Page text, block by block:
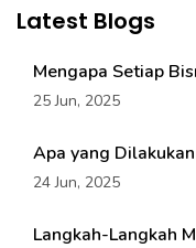
Latest Blogs
Mengapa Setiap
25 Jun, 2025
Apa yang
24 Jun, 2025
Langkah-Langkah